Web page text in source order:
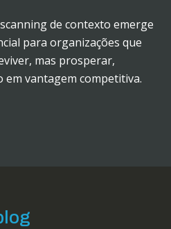
de contexto emerge
para organizações que
mas prosperar,
vantagem competitiva.